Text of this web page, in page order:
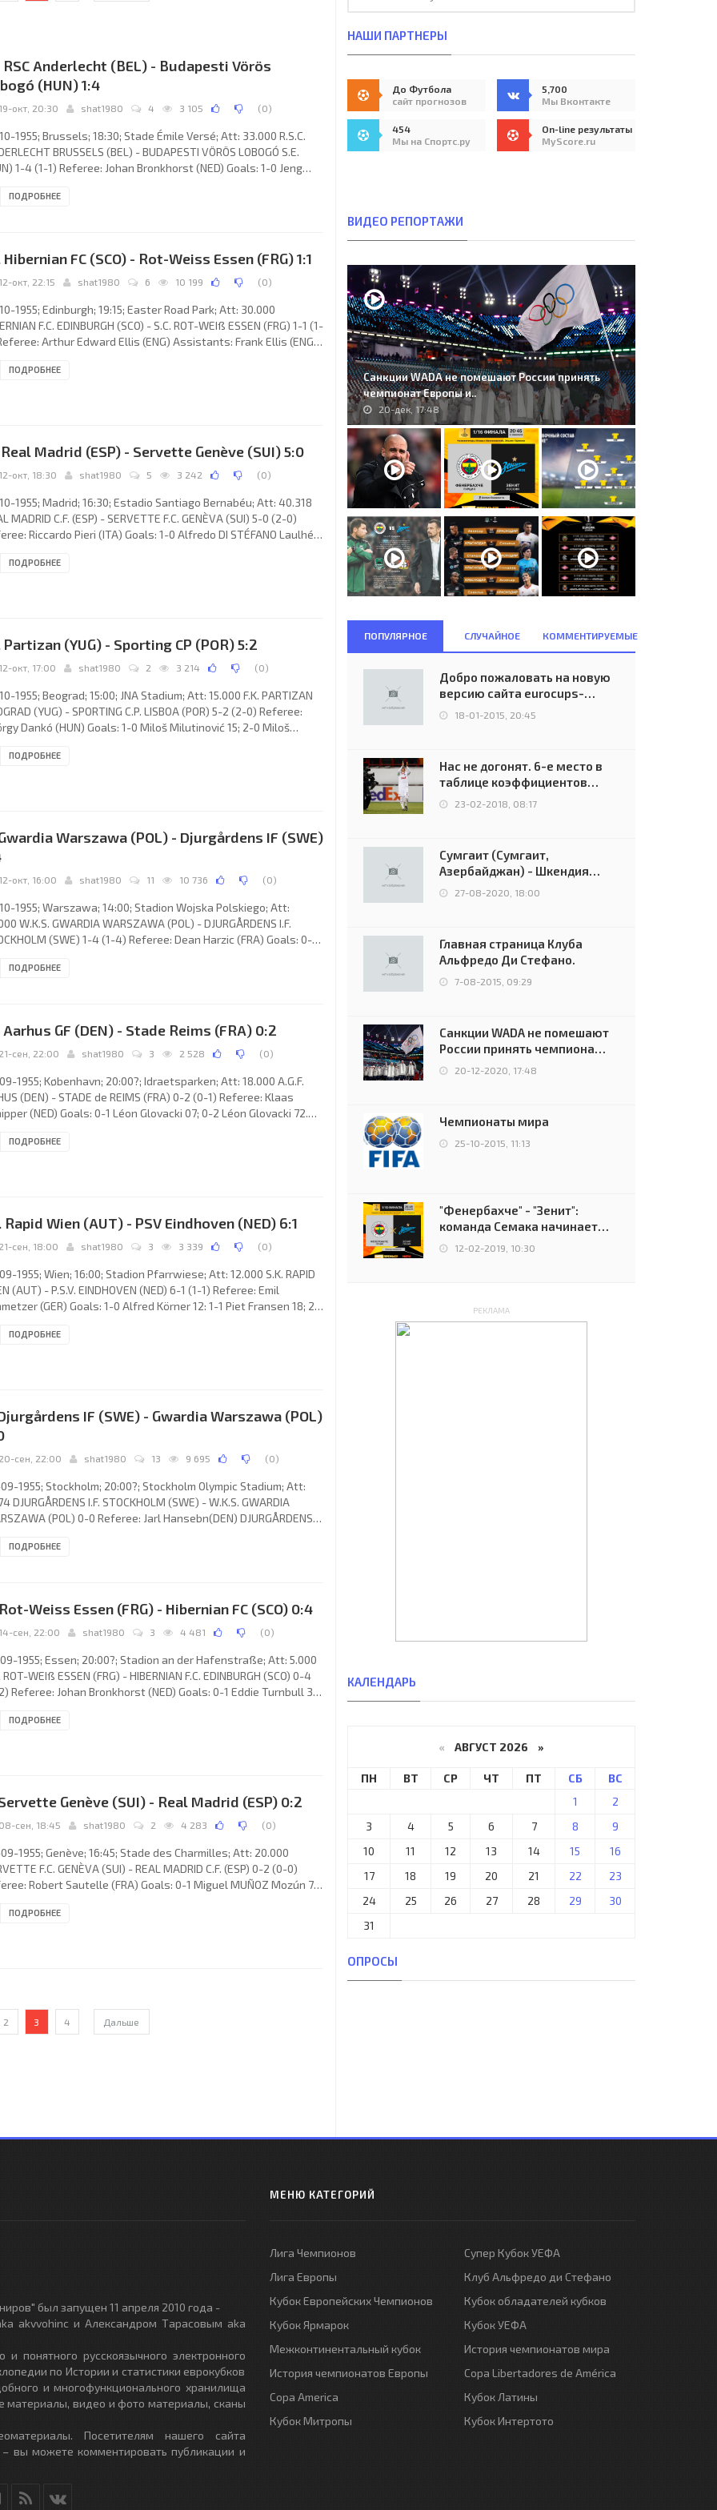
RSC Anderlecht (BEL) - Budapesti Vörös
(HUN) 1:4
19-окт, 20:30 shat1980 4 3 105 (0)
1955; Brussels; 18:30; Stade Émile Versé; Att: 33.000 R.S.C.
BRUSSELS (BEL) - BUDAPESTI VÖRÖS LOBOGÓ S.E.
1-4 (1-1) Referee: Johan Bronkhorst (NED) Goals: 1-0 Jeng
Palotás 85; 1-4 Imre Kovács I 86. R.S.C. ANDERLECHT (coach:
ПОДРОБНЕЕ
Hibernian FC (SCO) - Rot-Weiss Essen (FRG) 1:1
12-окт, 22:15 shat1980 6 10 199 (0)
1955; Edinburgh; 19:15; Easter Road Park; Att: 30.000
F.C. EDINBURGH (SCO) - S.C. ROT-WEIß ESSEN (FRG) 1-1 (1-
Arthur Edward Ellis (ENG) Assistants: Frank Ellis (ENG),
90. HIBERNIAN F.C. (coach: Hugh Shaw): 1. Willie Adams, 2.
ПОДРОБНЕЕ
Real Madrid (ESP) - Servette Genève (SUI) 5:0
12-окт, 18:30 shat1980 5 3 242 (0)
1955; Madrid; 16:30; Estadio Santiago Bernabéu; Att: 40.318
MADRID C.F. (ESP) - SERVETTE F.C. GENÈVA (SUI) 5-0 (2-0)
Riccardo Pieri (ITA) Goals: 1-0 Alfredo DI STÉFANO Laulhé
46; 4-0 Luis MOLOWNY Arbelo 54; 5-0 Alfredo DI STÉFANO
ПОДРОБНЕЕ
Partizan (YUG) - Sporting CP (POR) 5:2
12-окт, 17:00 shat1980 2 3 214 (0)
1955; Beograd; 15:00; JNA Stadium; Att: 15.000 F.K. PARTIZAN
(YUG) - SPORTING C.P. LISBOA (POR) 5-2 (2-0) Referee:
Dankó (HUN) Goals: 1-0 Miloš Milutinović 15; 2-0 Miloš
64; 4-1 Miloš Milutinović 74; 4-2 WALTER Castro
ПОДРОБНЕЕ
Warszawa (POL) - Djurgårdens IF (SWE)
12-окт, 16:00 shat1980 11 10 736 (0)
1955; Warszawa; 14:00; Stadion Wojska Polskiego; Att:
W.K.S. GWARDIA WARSZAWA (POL) - DJURGÅRDENS I.F.
(SWE) 1-4 (1-4) Referee: Dean Harzic (FRA) Goals: 0-1
1-3 John Eriksson 22; 1-4 Gösta Sandberg 29. W.K.S. GWARDIA
ПОДРОБНЕЕ
Aarhus GF (DEN) - Stade Reims (FRA) 0:2
21-сен, 22:00 shat1980 3 2 528 (0)
1955; København; 20:00?; Idraetsparken; Att: 18.000 A.G.F.
(DEN) - STADE de REIMS (FRA) 0-2 (0-1) Referee: Klaas
(NED) Goals: 0-1 Léon Glovacki 07; 0-2 Léon Glovacki 72.
Knudsen, 4. Erik Kuld Jensen, 5. Hans Christian Wedelsted
ПОДРОБНЕЕ
Rapid Wien (AUT) - PSV Eindhoven (NED) 6:1
21-сен, 18:00 shat1980 3 3 339 (0)
1955; Wien; 16:00; Stadion Pfarrwiese; Att: 12.000 S.K. RAPID
(AUT) - P.S.V. EINDHOVEN (NED) 6-1 (1-1) Referee: Emil
(GER) Goals: 1-0 Alfred Körner 12: 1-1 Piet Fransen 18; 2-
5-1 Erich Probst 60; 6-1 Alfred Körner 82. S.K. RAPID (coach:
ПОДРОБНЕЕ
IF (SWE) - Gwardia Warszawa (POL)
20-сен, 22:00 shat1980 13 9 695 (0)
1955; Stockholm; 20:00?; Stockholm Olympic Stadium; Att:
DJURGÅRDENS I.F. STOCKHOLM (SWE) - W.K.S. GWARDIA
(POL) 0-0 Referee: Jarl Hansebn(DEN) DJURGÅRDENS
4. Stig Holmström, 5. Karl-Erik Andersson (с), 6.
ПОДРОБНЕЕ
Weiss Essen (FRG) - Hibernian FC (SCO) 0:4
14-сен, 22:00 shat1980 3 4 481 (0)
1955; Essen; 20:00?; Stadion an der Hafenstraße; Att: 5.000
ROT-WEIß ESSEN (FRG) - HIBERNIAN F.C. EDINBURGH (SCO) 0-4
Referee: Johan Bronkhorst (NED) Goals: 0-1 Eddie Turnbull 35;
ROT-WEIß (coach: Fritz Szepan): 1. Fritz Herkenrath, 2. Joachim
ПОДРОБНЕЕ
Genève (SUI) - Real Madrid (ESP) 0:2
08-сен, 18:45 shat1980 2 4 283 (0)
1955; Genève; 16:45; Stade des Charmilles; Att: 20.000
F.C. GENÈVA (SUI) - REAL MADRID C.F. (ESP) 0-2 (0-0)
Robert Sautelle (FRA) Goals: 0-1 Miguel MUÑOZ Mozún 74;
Rüesch, 2. Rudolf Gyger, 3. Gilbert Dutoit (c), 4. Franz
ПОДРОБНЕЕ
2 3 4 Дальше
НАШИ ПАРТНЕРЫ
До Футбола
сайт прогнозов
5,700
Мы Вконтакте
454
Мы на Спортс.ру
On-line результаты
MyScore.ru
ВИДЕО РЕПОРТАЖИ
Санкции WADA не помешают России принять
чемпионат Европы и..
20-дек, 17:48
ПОПУЛЯРНОЕ СЛУЧАЙНОЕ КОММЕНТИРУЕМЫЕ
Добро пожаловать на новую
версию сайта eurocups-
uefa.ru
18-01-2015, 20:45
Нас не догонят. 6-е место в
таблице коэффициентов
УЕФА остаётся за Россией
23-02-2018, 08:17
Сумгаит (Сумгаит,
Азербайджан) - Шкендия
(Тетово, Северная
Македония) - 0:2 (0:0)
27-08-2020, 18:00
Главная страница Клуба
Альфредо Ди Стефано.
7-08-2015, 09:29
Санкции WADA не помешают
России принять чемпионат
Европы и финал Лиги
чемпионов.
20-12-2020, 17:48
Чемпионаты мира
25-10-2015, 11:13
"Фенербахче" - "Зенит":
команда Семака начинает
путь в плей-офф Лиги
12-02-2019, 10:30
РЕКЛАМА
КАЛЕНДАРЬ
« АВГУСТ 2026 »
ПН ВТ СР ЧТ ПТ СБ
ВС
1
2
3
4 5 6 7 8
9
10
11 12 13 14 15
16
17
18 19 20 21 22
23
24
25 26 27 28 29
30
31
ОПРОСЫ
был запущен 11 апреля 2010 года -
akvvohinc и Александром Тарасовым aka
понятного русскоязычного электронного
по Истории и статистики еврокубков
и многофункционального хранилища
материалы, видео и фото материалы, сканы
Посетителям нашего сайта
вы можете комментировать публикации и
МЕНЮ КАТЕГОРИЙ
Лига Чемпионов
Лига Европы
Кубок Европейских Чемпионов
Кубок Ярмарок
Межконтинентальный кубок
История чемпионатов Европы
Copa America
Кубок Митропы
Супер Кубок УЕФА
Клуб Альфредо ди Стефано
Кубок обладателей кубков
Кубок УЕФА
История чемпионатов мира
Copa Libertadores de América
Кубок Латины
Кубок Интертото